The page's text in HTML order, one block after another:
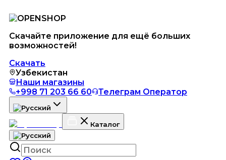
Скачайте приложение для ещё больших
возможностей!
Скачать
Узбекистан
Наши магазины
+998 71 203 66 60
Телеграм Оператор
Каталог